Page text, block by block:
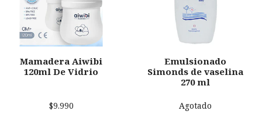
Mamadera Aiwibi
120ml De Vidrio
$9.990
Emulsionado
Simonds de vaselina
270 ml
Agotado